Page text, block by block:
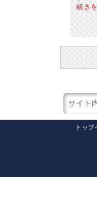
続き
トップ